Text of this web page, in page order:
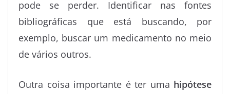
pode se perder. Identificar nas fontes
bibliográficas que está buscando, por
exemplo, buscar um medicamento no meio
de vários outros.
Outra coisa importante é ter uma hipótese